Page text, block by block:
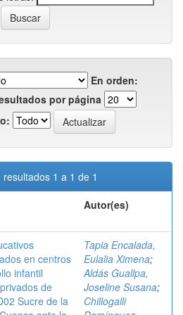
En orden:
por página
1 a 1 de 1
Autor(es)
en centros
infantil
de
Sucre de la
Tapia Encalada,
Eulalia Ximena;
Aldás Guallpa,
Joseline Susana;
Chillogalli